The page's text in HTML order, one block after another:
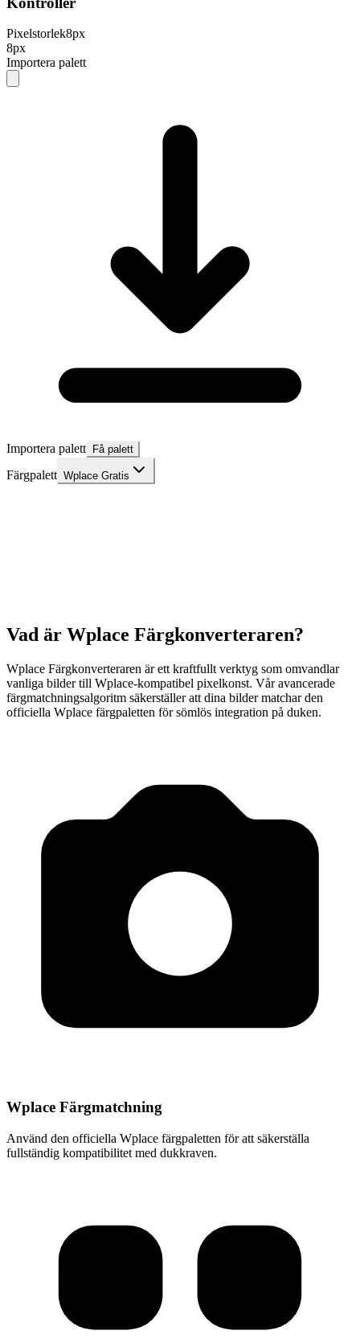
Pixelstorlek8px
8px
Importera palett
Importera palett Få palett
Färgpalett Wplace Gratis
Vad är Wplace Färgkonverteraren?
Wplace Färgkonverteraren är ett kraftfullt verktyg som omvandlar
vanliga bilder till Wplace-kompatibel pixelkonst. Vår avancerade
färgmatchningsalgoritm säkerställer att dina bilder matchar den
officiella Wplace färgpaletten för sömlös integration på duken.
Wplace Färgmatchning
Använd den officiella Wplace färgpaletten för att säkerställa
fullständig kompatibilitet med dukkraven.